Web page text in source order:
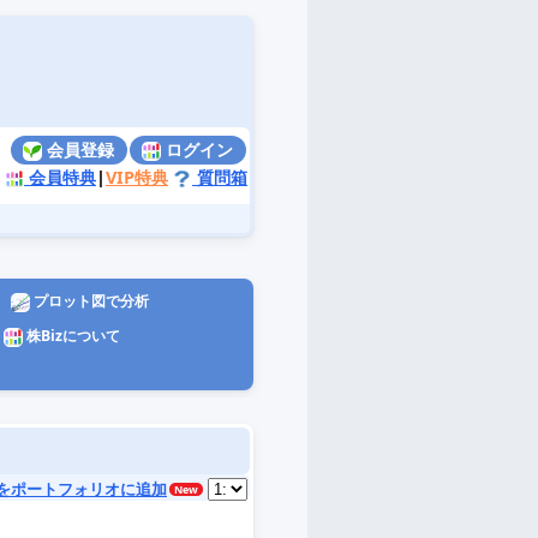
会員登録
ログイン
会員特典|VIP特典 質問箱
プロット図で分析
株Bizについて
ポートフォリオに追加